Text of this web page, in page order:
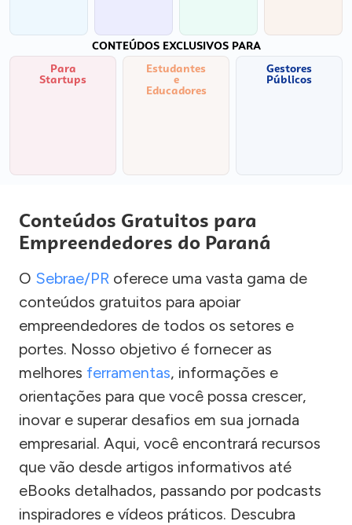
CONTEÚDOS EXCLUSIVOS PARA
Para
Startups
Estudantes
e
Educadores
Gestores
Públicos
Conteúdos Gratuitos para
Empreendedores do Paraná
O Sebrae/PR oferece uma vasta gama de
conteúdos gratuitos para apoiar
empreendedores de todos os setores e
portes. Nosso objetivo é fornecer as
melhores ferramentas, informações e
orientações para que você possa crescer,
inovar e superar desafios em sua jornada
empresarial. Aqui, você encontrará recursos
que vão desde artigos informativos até
eBooks detalhados, passando por podcasts
inspiradores e vídeos práticos. Descubra